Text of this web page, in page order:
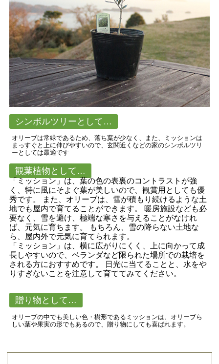
シンボルツリーとして…
オリーブは常緑であるため、落ち葉が少なく、また、ミッションは
まっすぐと上に伸びやすいので、玄関近くなどの家のシンボルツリ
ーとしては最適です
観葉植物として…
「ミッション」は、葉の色の表裏のコントラストが強
く、特に風にそよぐ葉が美しいので、観賞用としても優
秀です。 また、オリーブは、雪が積もり続けるような土
地でも屋内で育てることができます。 暖房施設なども必
要なく、雪を避け、極端な寒さを与えることがなけれ
ば、元気に育ちます。 もちろん、雪の降らない土地な
ら、屋内外で元気に育てられます。
「ミッション」は、横に広がりにくく、上に向かって成
長しやすいので、ベランダなど限られた場所での栽培を
される方におすすめです。 日光に当てることと、水をや
りすぎないことを注意して育ててみてください。
贈り物として…
オリーブの中でも美しい色・樹形であるミッションは、オリーブら
しい葉や果実の形でもあるので、贈り物にしても喜ばれます。